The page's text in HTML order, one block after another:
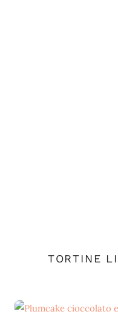
TORTINE